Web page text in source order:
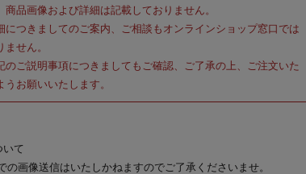
商品画像および詳細は記載しておりません。
につきましてのご案内、ご相談もオンラインショップ窓口では
ません。
のご説明事項につきましてもご確認、ご了承の上、ご注文いた
うお願いいたします。
いて
の画像送信はいたしかねますのでご了承くださいませ。